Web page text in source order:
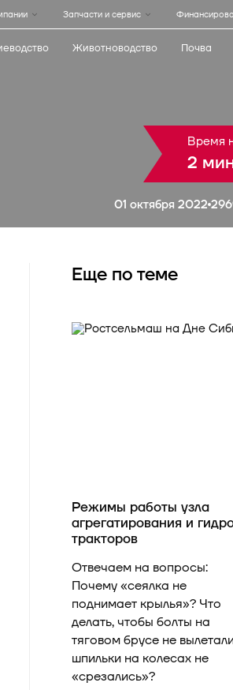
Запчасти и сервис
Животноводство Почва
Ростовской области
346880, Ростовская обл.,
Батайск, ул. 60 лет
yugagromash@mail.ru
ООО Группа Техноком
Время
2
01 октября 2022
Еще по теме
Режимы работы узла
агрегатирования и
тракторов
Отвечаем на вопросы:
Почему «сеялка не
поднимает крылья»? Что
делать, чтобы болты на
тяговом брусе не
шпильки на колесах не
«срезались»?